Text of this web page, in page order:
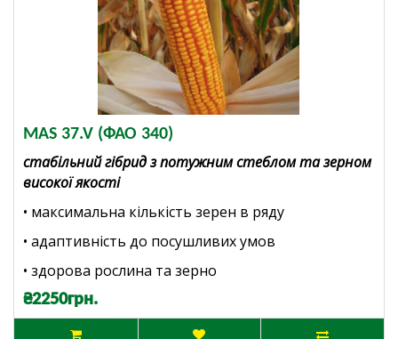
MAS 37.V (ФАО 340)
стабільний гібрид з потужним стеблом та зерном
високої якості
• максимальна кількість зерен в ряду
• адаптивність до посушливих умов
• здорова рослина та зерно
₴2250грн.